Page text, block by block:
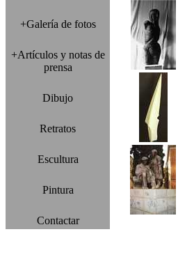
+Galería de fotos
+Artículos y notas de
prensa
Dibujo
Retratos
Escultura
Pintura
Contactar